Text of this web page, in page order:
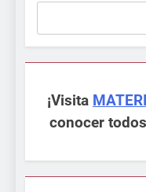
¡Visita
conocer